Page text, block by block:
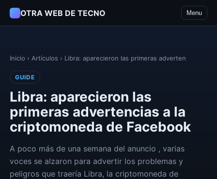
OTRA WEB DE TECNO Menu
Inicio › Artículos › Libra: aparecieron las primeras adverten
GUIDE
Libra: aparecieron las
primeras advertencias a la
criptomoneda de Facebook
A poco más de una semana del anuncio , varias
voces se alzaron para advertir los problemas y
peligros que traería Libra, la criptomoneda de